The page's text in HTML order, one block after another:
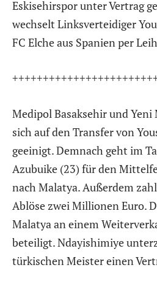
Eskisehirspor unter Vertrag
wechselt Linksverteidiger
FC Elche aus Spanien per
Medipol Basaksehir und
sich auf den Transfer von
geeinigt. Demnach geht im
Azubuike (23) für den
nach Malatya. Außerdem
Ablöse zwei Millionen Euro.
Malatya an einem
beteiligt. Ndayishimiye
türkischen Meister einen